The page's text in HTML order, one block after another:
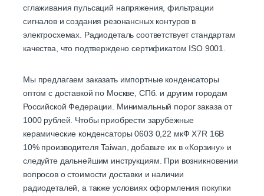
сглаживания пульсаций напряжения, фильтрации
сигналов и создания резонансных контуров в
электросхемах. Радиодеталь соответствует стандартам
качества, что подтверждено сертификатом ISO 9001.
Мы предлагаем заказать импортные конденсаторы
оптом с доставкой по Москве, СПб. и другим городам
Российской Федерации. Минимальный порог заказа от
1000 рублей. Чтобы приобрести зарубежные
керамические конденсаторы 0603 0,22 мкФ X7R 16В
10% производителя Taiwan, добавьте их в «Корзину» и
следуйте дальнейшим инструкциям. При возникновении
вопросов о стоимости доставки и наличии
радиодеталей, а также условиях оформления покупки